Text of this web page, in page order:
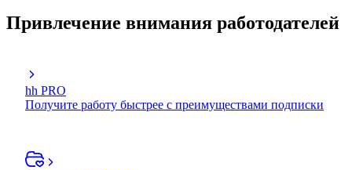
Привлечение внимания работодателей
hh PRO
Получите работу быстрее с преимуществами подписки